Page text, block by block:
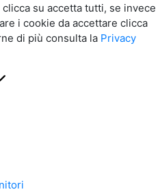
su accetta tutti, se invece
i cookie da accettare clicca
di più consulta la Privacy